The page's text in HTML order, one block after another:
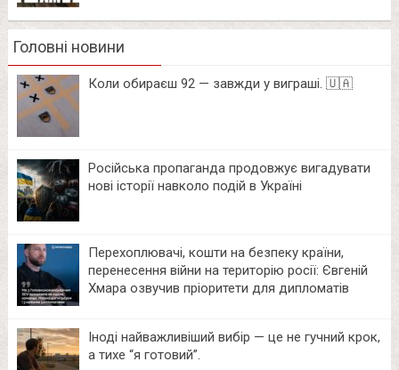
Головні новини
Коли обираєш 92 — завжди у виграші. 🇺🇦
Російська пропаганда продовжує вигадувати
нові історії навколо подій в Україні
Перехоплювачі, кошти на безпеку країни,
перенесення війни на територію росії: Євгеній
Хмара озвучив пріоритети для дипломатів
Іноді найважливіший вибір — це не гучний крок,
а тихе “я готовий”.